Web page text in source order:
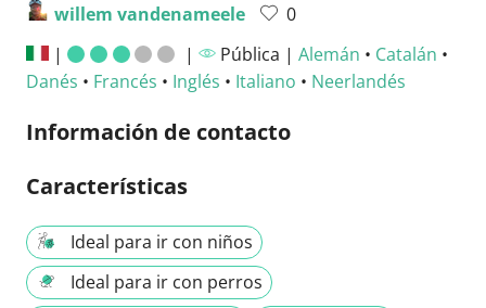
willem vandenameele
0
|
| Pública | Alemán • Catalán •
Danés • Francés • Inglés • Italiano • Neerlandés
Información de contacto
Características
Ideal para ir con niños
Ideal para ir con perros